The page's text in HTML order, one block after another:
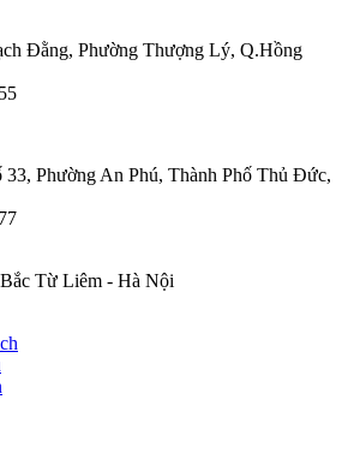
Đằng, Phường Thượng Lý, Q.Hồng
Phường An Phú, Thành Phố Thủ Đức,
Từ Liêm - Hà Nội